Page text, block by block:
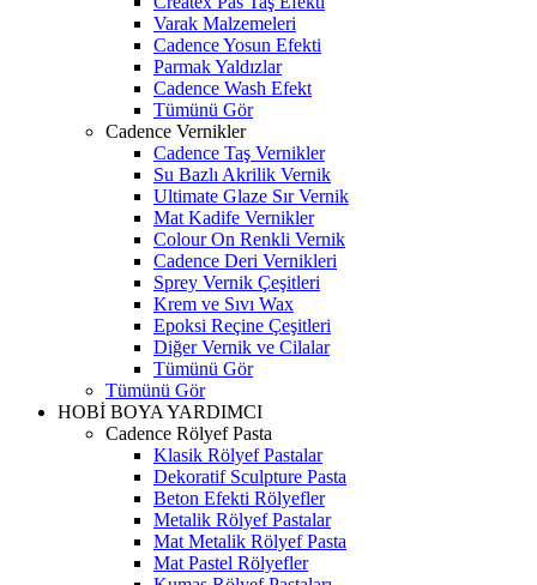
Varak Malzemeleri
Cadence Yosun Efekti
Parmak Yaldızlar
Cadence Wash Efekt
Tümünü Gör
Cadence Vernikler
Cadence Taş Vernikler
Su Bazlı Akrilik Vernik
Ultimate Glaze Sır Vernik
Mat Kadife Vernikler
Colour On Renkli Vernik
Cadence Deri Vernikleri
Sprey Vernik Çeşitleri
Krem ve Sıvı Wax
Epoksi Reçine Çeşitleri
Diğer Vernik ve Cilalar
Tümünü Gör
Tümünü Gör
HOBİ BOYA YARDIMCI
Cadence Rölyef Pasta
Klasik Rölyef Pastalar
Dekoratif Sculpture Pasta
Beton Efekti Rölyefler
Metalik Rölyef Pastalar
Mat Metalik Rölyef Pasta
Mat Pastel Rölyefler